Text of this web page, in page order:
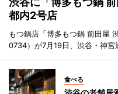
都内2号店
もつ鍋店「博多もつ鍋 前田屋
0734）が7月19日、渋谷・神宮
食べる